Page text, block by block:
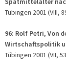
Tübingen 2001 (VIII,
96: Rolf Petri, Von
Wirtschaftspolitik
Tübingen 2001 (VII,